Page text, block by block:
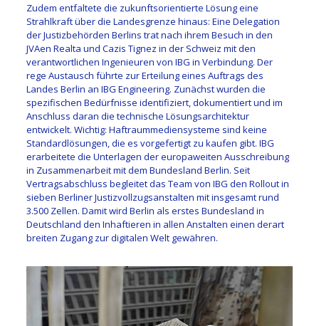
Zudem entfaltete die zukunftsorientierte Lösung eine
Strahlkraft über die Landesgrenze hinaus: Eine Delegation
der Justizbehörden Berlins trat nach ihrem Besuch in den
JVAen Realta und Cazis Tignez in der Schweiz mit den
verantwortlichen Ingenieuren von IBG in Verbindung. Der
rege Austausch führte zur Erteilung eines Auftrags des
Landes Berlin an IBG Engineering. Zunächst wurden die
spezifischen Bedürfnisse identifiziert, dokumentiert und im
Anschluss daran die technische Lösungsarchitektur
entwickelt. Wichtig: Haftraummediensysteme sind keine
Standardlösungen, die es vorgefertigt zu kaufen gibt. IBG
erarbeitete die Unterlagen der europaweiten Ausschreibung
in Zusammenarbeit mit dem Bundesland Berlin. Seit
Vertragsabschluss begleitet das Team von IBG den Rollout in
sieben Berliner Justizvollzugsanstalten mit insgesamt rund
3.500 Zellen. Damit wird Berlin als erstes Bundesland in
Deutschland den Inhaftieren in allen Anstalten einen derart
breiten Zugang zur digitalen Welt gewähren.